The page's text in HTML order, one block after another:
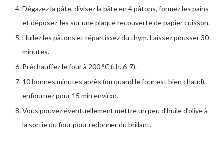
Dégazez la pâte, divisez la pâte en 4 pâtons, formez les pains
et déposez-les sur une plaque recouverte de papier cuisson.
Huilez les pâtons et répartissez du thym. Laissez pousser 30
minutes.
Préchauffez le four à 200 °C (th. 6-7).
10 bonnes minutes après (ou quand le four est bien chaud),
enfournez pour 15 min environ.
Vous pouvez éventuellement mettre un peu d’huile d’olive à
la sortie du four pour redonner du brillant.